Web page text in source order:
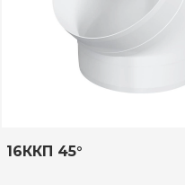
16ККП 45°